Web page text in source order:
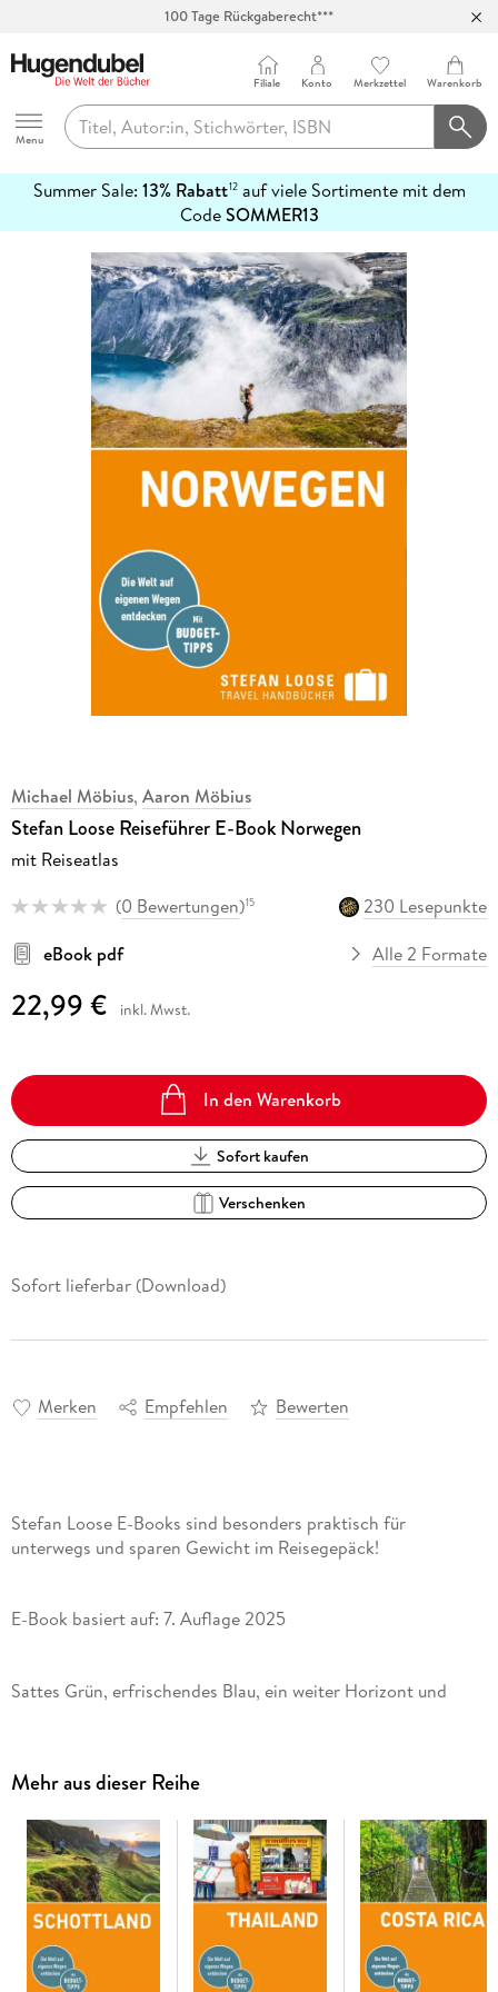
100 Tage Rückgaberecht***
Hugendubel
Menu
Filiale Konto Merkzettel Warenkorb
Summer Sale: 13% Rabatt12auf viele Sortimente mit dem
CodeSOMMER13
erfahren
Michael Möbius, Aaron Möbius
Stefan Loose Reiseführer E-Book Norwegen
mit Reiseatlas
(0 Bewertungen)15
230 Lesepunkte
eBook pdf
Alle 2 Formate
22,99 € inkl. Mwst.
In den Warenkorb
Sofort kaufen
Verschenken
Sofort lieferbar (Download)
Merken Empfehlen Bewerten
Stefan Loose E-Books sind besonders praktisch für
unterwegs und sparen Gewicht im Reisegepäck!
E-Book basiert auf: 7. Auflage 2025
Sattes Grün, erfrischendes Blau, ein weiter Horizont und
Wo Skagerrak und die Nordsee, das Nordmeer und die
Gipfel treffen - da ist Norwegen. Hier finden sich die
mächtigsten Gletscher und weitesten Hochebenen Europas
ebenso wie die höchsten Wasserfälle und tiefsten Seen. Die
Hauptstadt Oslo, Europas grünste Metropole, lockt mit
einem Mix aus unberührter Natur und pulsierendem
Mehr aus dieser Reihe